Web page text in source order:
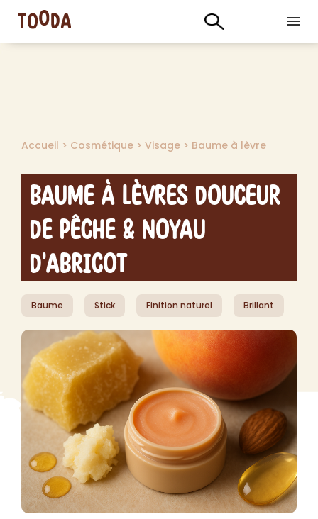
Accueil > Cosmétique > Visage > Baume à lèvre
Baume à Lèvres Douceur
de Pêche & Noyau
d'Abricot
Baume Stick Finition naturel Brillant